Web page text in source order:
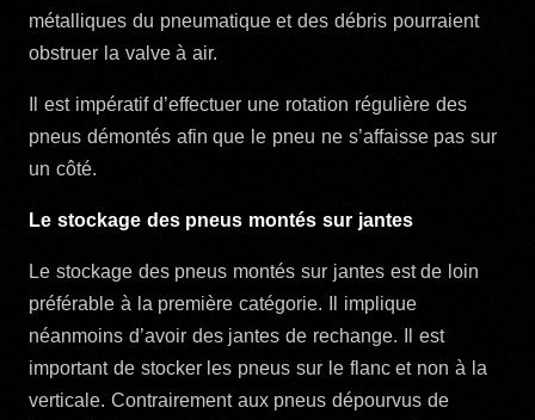
métalliques du pneumatique et des débris pourraient
obstruer la valve à air.
Il est impératif d’effectuer une rotation régulière des
pneus démontés afin que le pneu ne s’affaisse pas sur
un côté.
Le stockage des pneus montés sur jantes
Le stockage des pneus montés sur jantes est de loin
préférable à la première catégorie. Il implique
néanmoins d’avoir des jantes de rechange. Il est
important de stocker les pneus sur le flanc et non à la
verticale. Contrairement aux pneus dépourvus de